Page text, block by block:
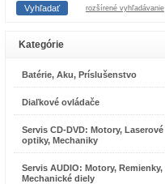
rozšírené vyhľadávanie
Kategórie
Batérie, Aku, Príslušenstvo
Diaľkové ovládače
Servis CD-DVD: Motory, Laserové
optiky, Mechaniky
Servis AUDIO: Motory, Remienky,
Mechanické diely